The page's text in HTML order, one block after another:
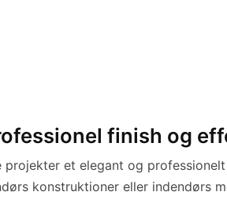
finish og
projekter et elegant og
konstruktioner eller